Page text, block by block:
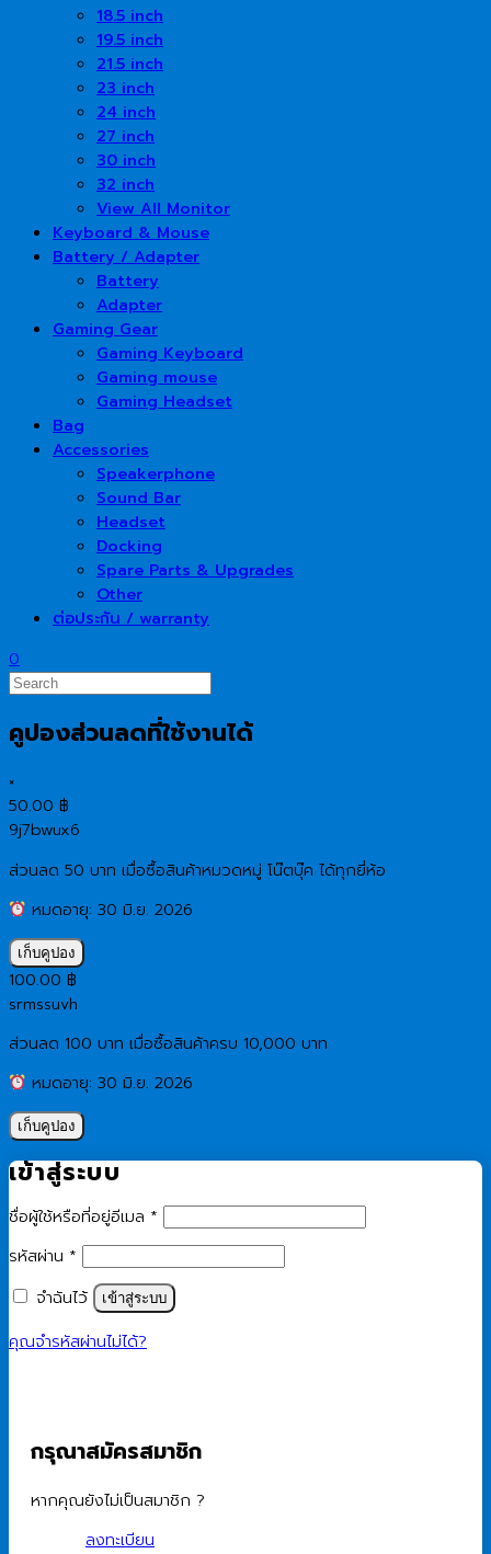
18.5 inch
19.5 inch
21.5 inch
23 inch
24 inch
27 inch
30 inch
32 inch
View All Monitor
Keyboard & Mouse
Battery / Adapter
Battery
Adapter
Gaming Gear
Gaming Keyboard
Gaming mouse
Gaming Headset
Bag
Accessories
Speakerphone
Sound Bar
Headset
Docking
Spare Parts & Upgrades
Other
ต่อประกัน / warranty
0
คูปองส่วนลดที่ใช้งานได้
×
50.00 ฿
9j7bwux6
ส่วนลด 50 บาท เมื่อซื้อสินค้าหมวดหมู่ โน๊ตบุ๊ค ได้ทุกยี่ห้อ
หมดอายุ: 30 มิ.ย. 2026
เก็บคูปอง
100.00 ฿
srmssuvh
ส่วนลด 100 บาท เมื่อซื้อสินค้าครบ 10,000 บาท
หมดอายุ: 30 มิ.ย. 2026
เก็บคูปอง
เข้าสู่ระบบ
ชื่อผู้ใช้หรือที่อยู่อีเมล * ต้องการ
รหัสผ่าน *
จำฉันไว้
เข้าสู่ระบบ
คุณจำรหัสผ่านไม่ได้?
กรุณาสมัครสมาชิก
หากคุณยังไม่เป็นสมาชิก ?
ลงทะเบียน